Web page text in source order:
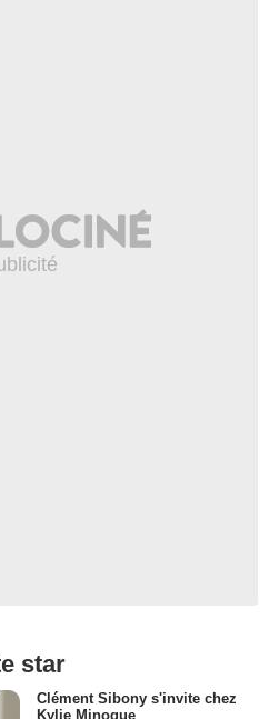
star
Clément Sibony s'invite chez
Kylie Minogue